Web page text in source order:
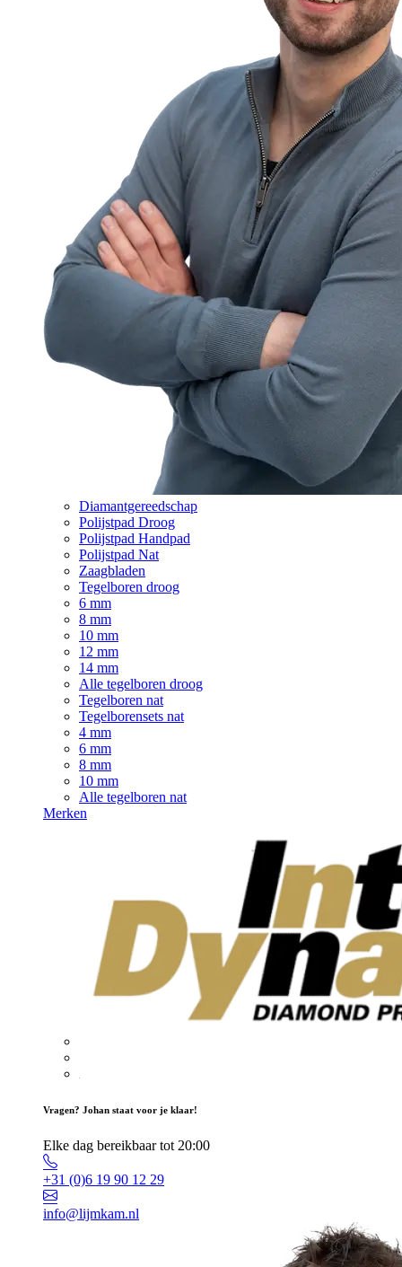
Diamantgereedschap
Polijstpad Droog
Polijstpad Handpad
Polijstpad Nat
Zaagbladen
Tegelboren droog
6 mm
8 mm
10 mm
12 mm
14 mm
Alle tegelboren droog
Tegelboren nat
Tegelborensets nat
4 mm
6 mm
8 mm
10 mm
Alle tegelboren nat
Merken
Vragen? Johan staat voor je klaar!
Elke dag bereikbaar tot 20:00
+31 (0)6 19 90 12 29
info@lijmkam.nl